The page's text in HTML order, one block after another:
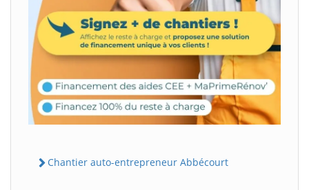
Chantier auto-entrepreneur Abbécourt